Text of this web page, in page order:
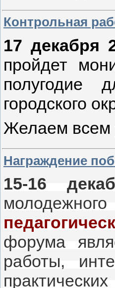
Контрольная
17 декабря
пройдет
полугодие
городского
Желаем всем
Награждение
15-16
форума
работы,